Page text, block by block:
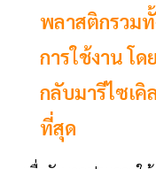
พลาสติกรวม
การใช้งาน โ
กลับมารีไซเคิ
ที่สุด